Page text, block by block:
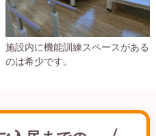
施設内に機能訓練スペースがある
のは希少です。